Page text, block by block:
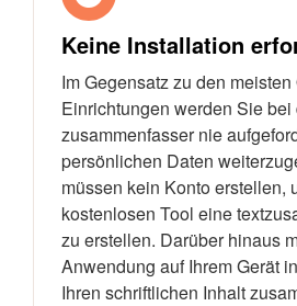
Keine Installation
Im Gegensatz zu den
Einrichtungen werden Sie bei
zusammenfasser nie
persönlichen Daten
müssen kein Konto erstellen,
kostenlosen Tool eine
zu erstellen. Darüber hinaus
Anwendung auf Ihrem Gerät
Ihren schriftlichen Inhalt